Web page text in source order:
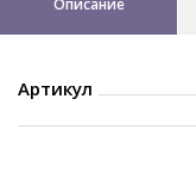
Описание
Артикул